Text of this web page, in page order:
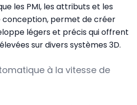
les PMI, les attributs et les
permet de créer
légers et précis qui offrent
sur divers systèmes 3D.
à la vitesse de